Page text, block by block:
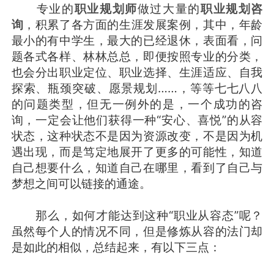
专业的职业规划师做过大量的职业规划咨
询 ，积累了各方面的生涯发展案例，其中，年龄
最小的有中学生，最大的已经退休，表面看，问
题各式各样、林林总总，即便按照专业的分类，
也会分出职业定位、职业选择、生涯适应、自我
探索、瓶颈突破、愿景规划……，等等七七八八
的问题类型，但无一例外的是，一个成功的咨
询，一定会让他们获得一种“安心、喜悦”的从容
状态，这种状态不是因为资源改变，不是因为机
遇出现，而是笃定地展开了更多的可能性，知道
自己想要什么，知道自己在哪里，看到了自己与
梦想之间可以链接的通途。
那么，如何才能达到这种“职业从容态”呢？
虽然每个人的情况不同，但是修炼从容的法门却
是如此的相似，总结起来，有以下三点：